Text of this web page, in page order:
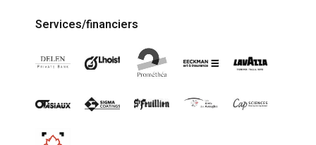
Services/financiers